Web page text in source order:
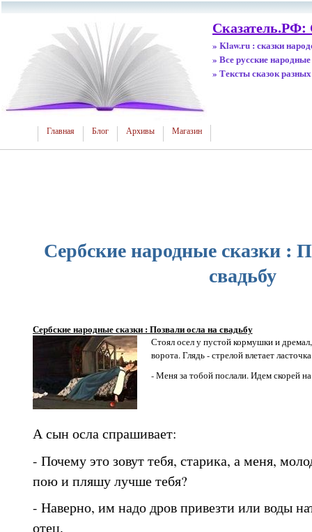
Сказатель.РФ:
» Klaw.ru : сказки
» Все русские народные
» Тексты сказок
Главная Блог Архивы Магазин
Сербские народные сказки :
свадьбу
Сербские народные сказки : Позвали осла на свадьбу
Стоял осел у пустой кормушки и
ворота. Глядь - стрелой влетает
- Меня за тобой послали. Идем скорей
А сын осла спрашивает:
- Почему это зовут тебя, старика, а меня,
пою и пляшу лучше тебя?
- Наверно, им надо дров привезти или воды
отец.